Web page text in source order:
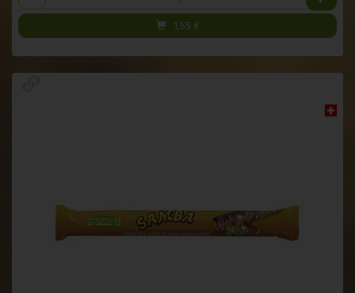
1,55 €